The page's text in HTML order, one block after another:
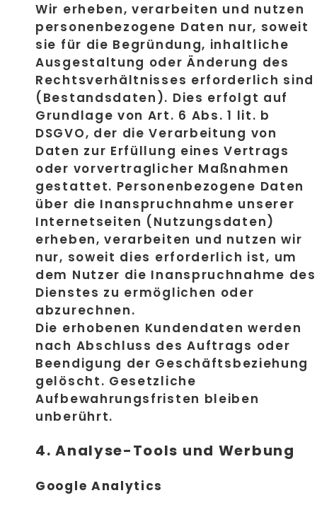
Wir erheben, verarbeiten und nutzen
personenbezogene Daten nur, soweit
sie für die Begründung, inhaltliche
Ausgestaltung oder Änderung des
Rechtsverhältnisses erforderlich sind
(Bestandsdaten). Dies erfolgt auf
Grundlage von Art. 6 Abs. 1 lit. b
DSGVO, der die Verarbeitung von
Daten zur Erfüllung eines Vertrags
oder vorvertraglicher Maßnahmen
gestattet. Personenbezogene Daten
über die Inanspruchnahme unserer
Internetseiten (Nutzungsdaten)
erheben, verarbeiten und nutzen wir
nur, soweit dies erforderlich ist, um
dem Nutzer die Inanspruchnahme des
Dienstes zu ermöglichen oder
abzurechnen.
Die erhobenen Kundendaten werden
nach Abschluss des Auftrags oder
Beendigung der Geschäftsbeziehung
gelöscht. Gesetzliche
Aufbewahrungsfristen bleiben
unberührt.
4. Analyse-Tools und Werbung
Google Analytics